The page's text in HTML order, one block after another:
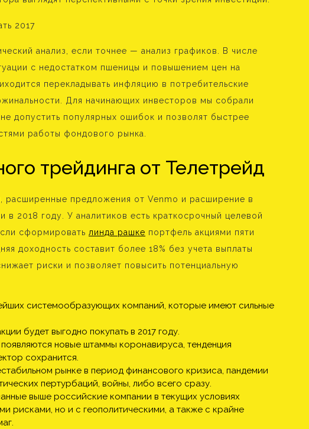
анализ, если точнее — анализ графиков. В числе
с недостатком пшеницы и повышением цен на
перекладывать инфляцию в потребительские
Для начинающих инвесторов мы собрали
допустить популярных ошибок и позволят быстрее
работы фондового рынка.
трейдинга от Телетрейд
расширенные предложения от Venmo и расширение в
в 2018 году. У аналитиков есть краткосрочный целевой
сформировать линда рашке портфель акциями пяти
доходность составит более 18% без учета выплаты
риски и позволяет повысить потенциальную
системообразующих компаний, которые имеют сильные
будет выгодно покупать в 2017 году.
новые штаммы коронавируса, тенденция
сохранится.
рынке в период финансового кризиса, пандемии
пертурбаций, войны, либо всего сразу.
выше российские компании в текущих условиях
рисками, но и с геополитическими, а также с крайне